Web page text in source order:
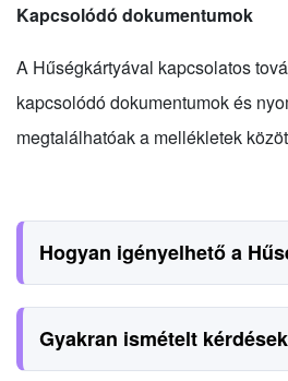
Kapcsolódó dokumentumok
A Hűségkártyával kapcsolatos
kapcsolódó dokumentumok és
megtalálhatóak a mellékletek
Hogyan igényelhető a
Gyakran ismételt